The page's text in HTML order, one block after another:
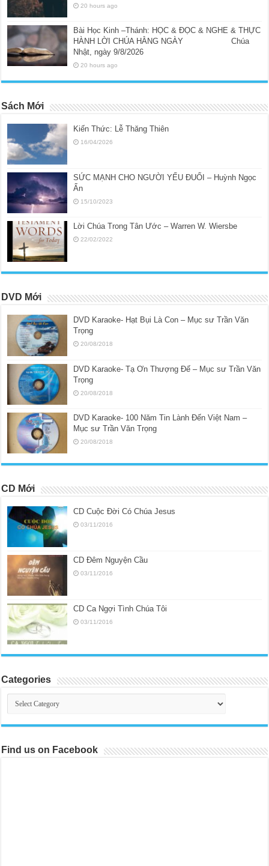
20 hours ago
Bài Học Kinh –Thánh: HỌC & ĐỌC & NGHE & THỰC
HÀNH LỜI CHÚA HẰNG NGÀY Chúa
Nhật, ngày 9/8/2026
20 hours ago
Sách Mới
Kiến Thức: Lễ Thăng Thiên
16/04/2026
SỨC MẠNH CHO NGƯỜI YẾU ĐUỐI – Huỳnh Ngọc
Ẩn
15/10/2023
Lời Chúa Trong Tân Ước – Warren W. Wiersbe
22/02/2022
DVD Mới
DVD Karaoke- Hạt Bụi Là Con – Mục sư Trần Văn
Trọng
20/08/2018
DVD Karaoke- Tạ Ơn Thượng Đế – Mục sư Trần Văn
Trọng
20/08/2018
DVD Karaoke- 100 Năm Tin Lành Đến Việt Nam –
Mục sư Trần Văn Trọng
20/08/2018
CD Mới
CD Cuộc Đời Có Chúa Jesus
03/11/2016
CD Đêm Nguyện Cầu
03/11/2016
CD Ca Ngợi Tình Chúa Tôi
03/11/2016
Categories
Categories
Find us on Facebook